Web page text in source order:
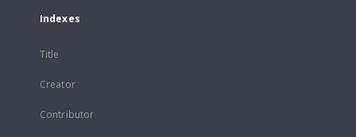
Indexes
Title
Creator
Contributor